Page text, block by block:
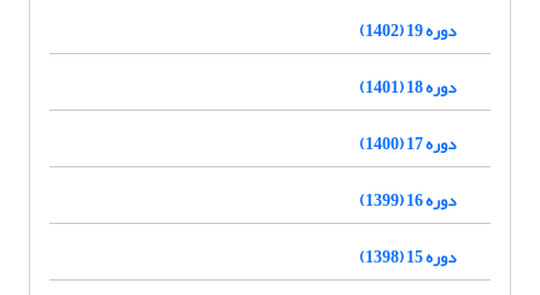
دوره 19 (1402)
دوره 18 (1401)
دوره 17 (1400)
دوره 16 (1399)
دوره 15 (1398)